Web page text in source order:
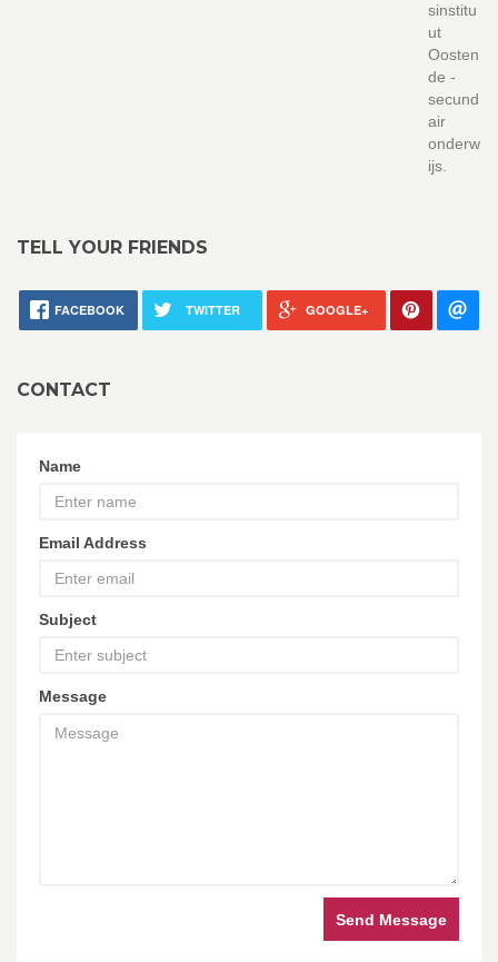
sinstitu
ut
Oosten
de -
secund
air
onderw
ijs.
TELL YOUR FRIENDS
FACEBOOK TWITTER GOOGLE+
CONTACT
Name
Email Address
Subject
Message
Send Message